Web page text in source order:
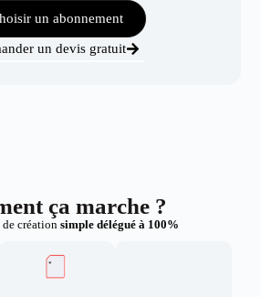
un abonnement
un devis gratuit
ça marche ?
de création simple délégué à 100%